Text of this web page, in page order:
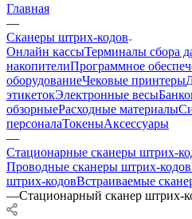
Главная
—
Сканеры штрих-кодов
Онлайн кассыТерминалы сбора
накопителиПрограммное
оборудованиеЧековые принтеры
этикетокЭлектронные весы
обзорныеРасходные материалы
персоналаТокеныАксессуары
—
Стационарные сканеры штрих-
Проводные сканеры штрих-кодов
штрих-кодовВстраиваемые
—Стационарный сканер